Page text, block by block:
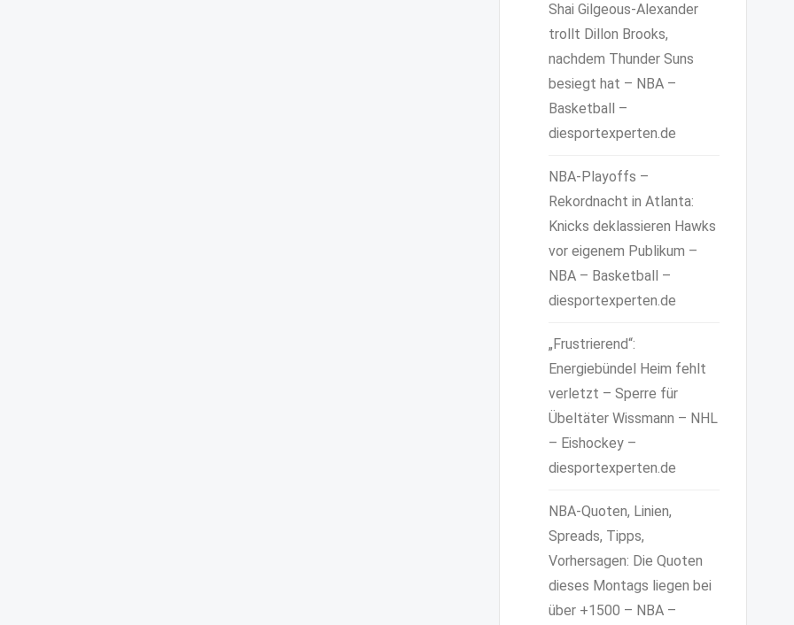
Shai Gilgeous-Alexander
trollt Dillon Brooks,
nachdem Thunder Suns
besiegt hat – NBA –
Basketball –
diesportexperten.de
NBA-Playoffs –
Rekordnacht in Atlanta:
Knicks deklassieren Hawks
vor eigenem Publikum –
NBA – Basketball –
diesportexperten.de
„Frustrierend“:
Energiebündel Heim fehlt
verletzt – Sperre für
Übeltäter Wissmann – NHL
– Eishockey –
diesportexperten.de
NBA-Quoten, Linien,
Spreads, Tipps,
Vorhersagen: Die Quoten
dieses Montags liegen bei
über +1500 – NBA –